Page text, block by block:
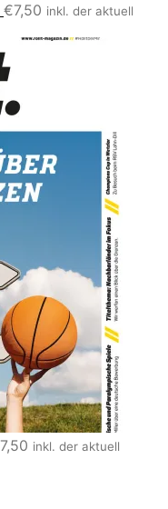
€7,50 inkl. der aktuell
7,50 inkl. der aktuell